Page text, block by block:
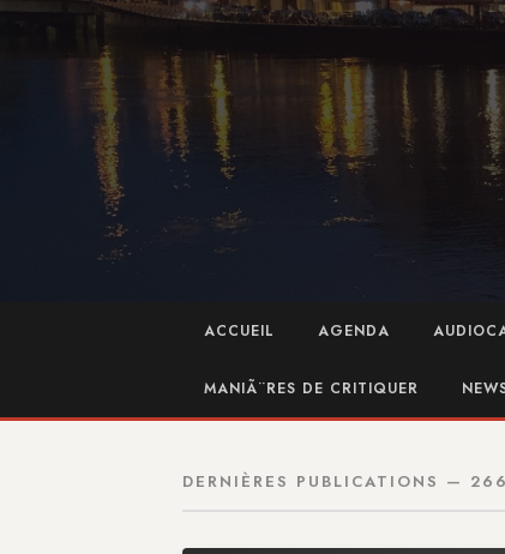
ACCUEIL AGENDA
MANIÃ¨RES DE CRITIQUER
DERNIÈRES PUBLICATIONS —